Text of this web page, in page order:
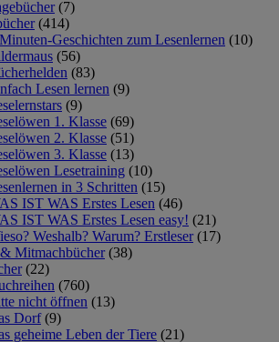
(7)
(414)
Geschichten zum Lesenlernen (10)
(56)
(83)
Lesen lernen (9)
(9)
1. Klasse (69)
2. Klasse (51)
3. Klasse (13)
Lesetraining (10)
in 3 Schritten (15)
IST WAS Erstes Lesen (46)
IST WAS Erstes Lesen easy! (21)
Weshalb? Warum? Erstleser (17)
Mitmachbücher (38)
(22)
(760)
nicht öffnen (13)
Dorf (9)
geheime Leben der Tiere (21)